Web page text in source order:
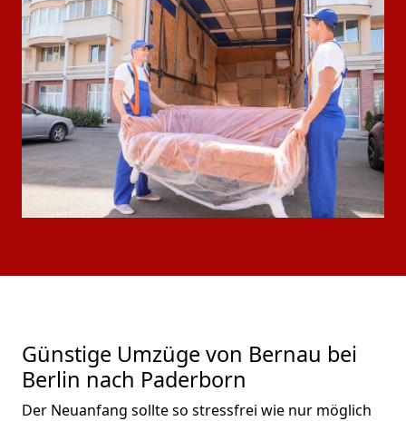
Günstige Umzüge von Bernau bei
Berlin nach Paderborn
Der Neuanfang sollte so stressfrei wie nur möglich